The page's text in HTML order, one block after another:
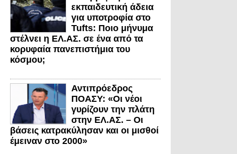
εκπαιδευτική άδεια
για υποτροφία στο
Tufts: Ποιο μήνυμα
στέλνει η ΕΛ.ΑΣ. σε ένα από τα
κορυφαία πανεπιστήμια του
κόσμου;
Αντιπρόεδρος
ΠΟΑΣΥ: «Οι νέοι
γυρίζουν την πλάτη
στην ΕΛ.ΑΣ. – Οι
βάσεις κατρακύλησαν και οι μισθοί
έμειναν στο 2000»